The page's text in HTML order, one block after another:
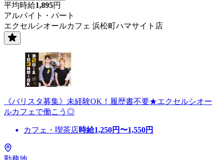
平均時給1,895円
アルバイト・パート
エクセルシオールカフェ 浜松町ハマサイト店
《バリスタ募集》未経験OK！履歴書不要★エクセルシオー
ルカフェで働こう◎
カフェ・喫茶店時給1,250円〜1,550円